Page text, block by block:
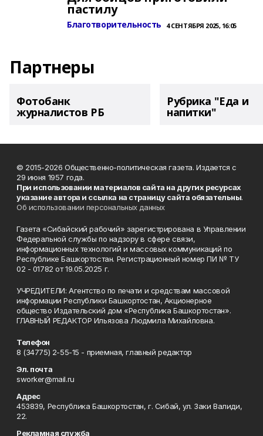
пастилу
Благотворительность 4 СЕНТЯБРЯ 2025, 16:05
Партнеры
Фотобанк
журналистов РБ
Рубрика "Еда и
напитки"
© 2015-2026 Общественно-политическая газета. Издается с
29 июня 1957 года.
При использовании материалов сайта на других ресурсах
указание автора и ссылка на страницу сайта обязательны.
Об использовании персональных данных
Газета «Сибайский рабочий» зарегистрирована в Управлении
Федеральной службы по надзору в сфере связи,
информационных технологий и массовых коммуникаций по
Республике Башкортостан. Регистрационный номер ПИ № ТУ
02 - 01782 от 19.05.2025 г.
УЧРЕДИТЕЛИ: Агентство по печати и средствам массовой
информации Республики Башкортостан, Акционерное
общество Издательский дом «Республика Башкортостан».
ГЛАВНЫЙ РЕДАКТОР Ильязова Людмила Михайловна.
Телефон
8 (34775) 2-55-15 - приемная, главный редактор
Эл. почта
sworker@mail.ru
Адрес
453839, Республика Башкортостан, г. Сибай, ул. Заки Валиди,
22.
Рекламная служба